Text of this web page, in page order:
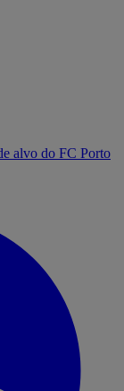
alvo do FC Porto